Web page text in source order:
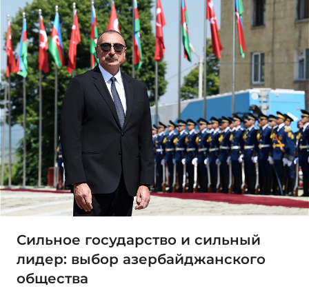
Сильное государство и сильный
лидер: выбор азербайджанского
общества